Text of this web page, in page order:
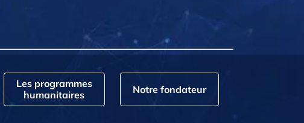
Les programmes
humanitaires
Notre fondateur